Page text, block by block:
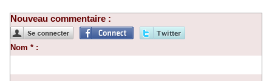
Nouveau commentaire :
Nom * :